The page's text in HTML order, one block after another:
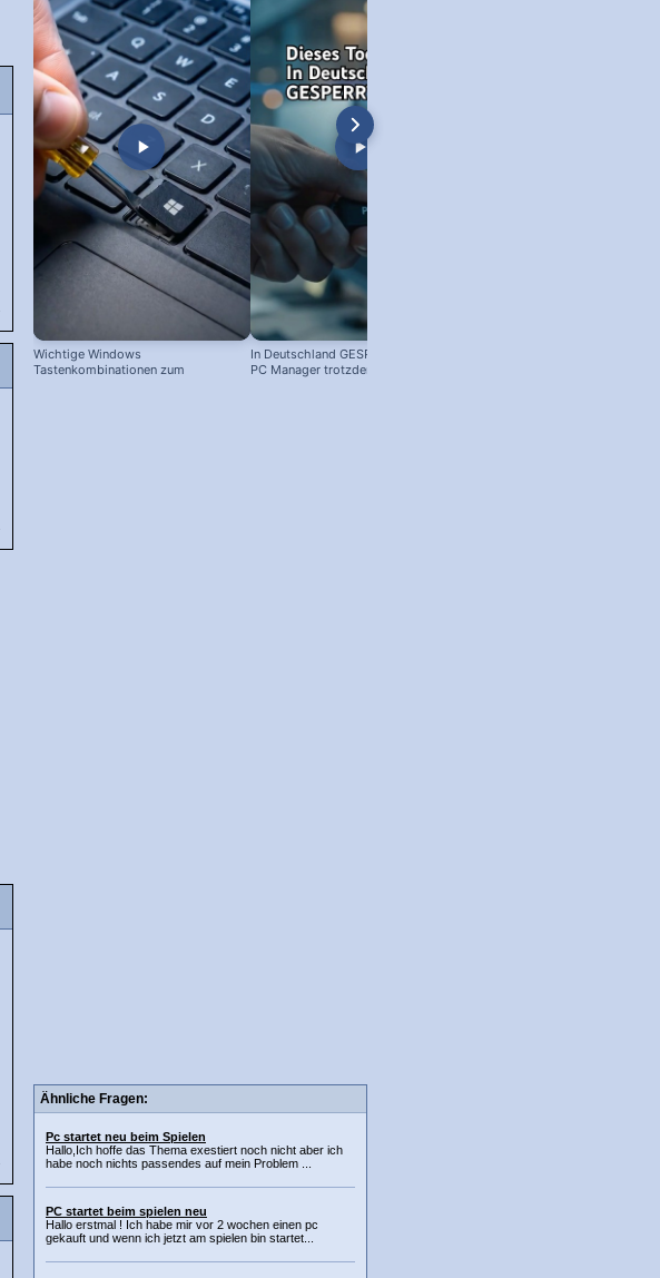
Wichtige Windows
Tastenkombinationen zum
In Deutschland GESPERRT: Microsoft
PC Manager trotzdem installieren
Ähnliche Fragen:
Pc startet neu beim Spielen
Hallo,Ich hoffe das Thema exestiert noch nicht aber ich
habe noch nichts passendes auf mein Problem ...
PC startet beim spielen neu
Hallo erstmal ! Ich habe mir vor 2 wochen einen pc
gekauft und wenn ich jetzt am spielen bin startet...